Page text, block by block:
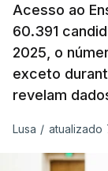
O Governo
extraordinária
verifique um
superior a 10
preços.
Depois de
Irão, à tensão
Acesso ao
60.391
2025, o
exceto
revelam
Lusa / atualizado